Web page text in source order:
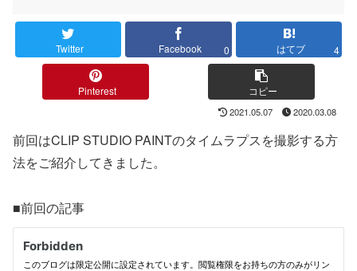
Twitter Facebook 0 はてブ 4
Pinterest コピー
2021.05.07 2020.03.08
前回はCLIP STUDIO PAINTのタイムラプスを撮影する方
法をご紹介してきました。
■前回の記事